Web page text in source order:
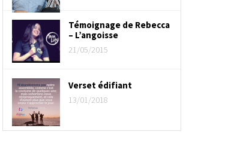
Témoignage de Rebecca
– L’angoisse
21/05/2015
Verset édifiant
13/01/2018